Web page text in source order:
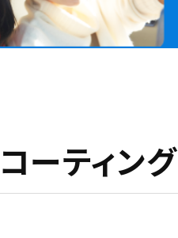
ーティン